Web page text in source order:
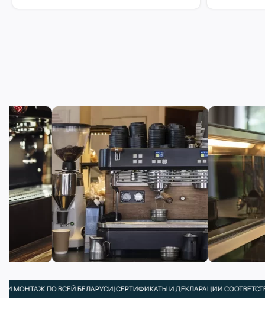
ПО ВСЕЙ БЕЛАРУСИ|СЕРТИФИКАТЫ И ДЕКЛАРАЦИИ СООТВЕТСТВИЯ В